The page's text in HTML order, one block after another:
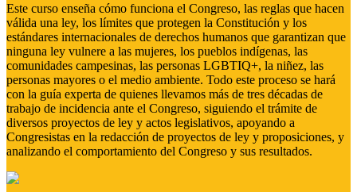
Este curso enseña cómo funciona el Congreso, las reglas que hacen
válida una ley, los límites que protegen la Constitución y los
estándares internacionales de derechos humanos que garantizan que
ninguna ley vulnere a las mujeres, los pueblos indígenas, las
comunidades campesinas, las personas LGBTIQ+, la niñez, las
personas mayores o el medio ambiente. Todo este proceso se hará
con la guía experta de quienes llevamos más de tres décadas de
trabajo de incidencia ante el Congreso, siguiendo el trámite de
diversos proyectos de ley y actos legislativos, apoyando a
Congresistas en la redacción de proyectos de ley y proposiciones, y
analizando el comportamiento del Congreso y sus resultados.